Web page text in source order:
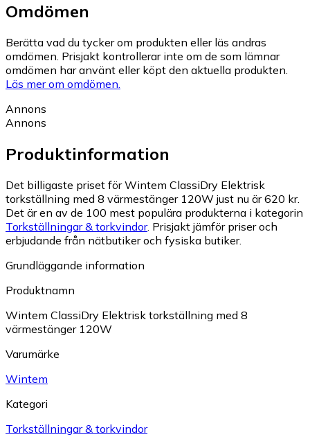
Omdömen
Berätta vad du tycker om produkten eller läs andras
omdömen. Prisjakt kontrollerar inte om de som lämnar
omdömen har använt eller köpt den aktuella produkten.
Läs mer om omdömen.
Annons
Annons
Produktinformation
Det billigaste priset för Wintem ClassiDry Elektrisk
torkställning med 8 värmestänger 120W just nu är 620 kr.
Det är en av de 100 mest populära produkterna i kategorin
Torkställningar & torkvindor. Prisjakt jämför priser och
erbjudande från nätbutiker och fysiska butiker.
Grundläggande information
Produktnamn
Wintem ClassiDry Elektrisk torkställning med 8
värmestänger 120W
Varumärke
Wintem
Kategori
Torkställningar & torkvindor